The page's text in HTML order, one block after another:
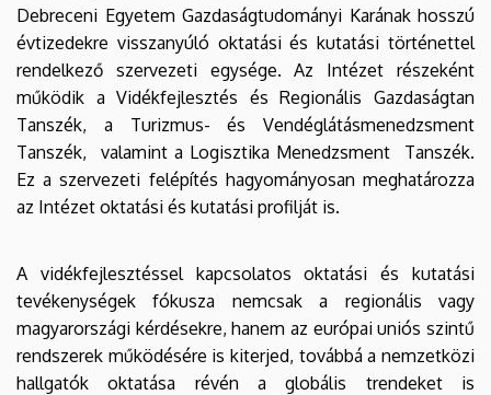
Debreceni Egyetem Gazdaságtudományi Karának hosszú
évtizedekre visszanyúló oktatási és kutatási történettel
rendelkező szervezeti egysége. Az Intézet részeként
működik a Vidékfejlesztés és Regionális Gazdaságtan
Tanszék, a Turizmus- és Vendéglátásmenedzsment
Tanszék, valamint a Logisztika Menedzsment Tanszék.
Ez a szervezeti felépítés hagyományosan meghatározza
az Intézet oktatási és kutatási profilját is.
A vidékfejlesztéssel kapcsolatos oktatási és kutatási
tevékenységek fókusza nemcsak a regionális vagy
magyarországi kérdésekre, hanem az európai uniós szintű
rendszerek működésére is kiterjed, továbbá a nemzetközi
hallgatók oktatása révén a globális trendeket is